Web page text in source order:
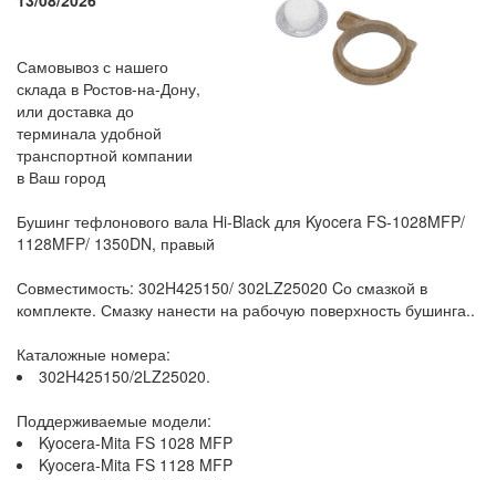
Самовывоз с нашего
склада в Ростов-на-Дону,
или доставка до
терминала удобной
транспортной компании
в Ваш город
Бушинг тефлонового вала Hi-Black для Kyocera FS-1028MFP/
1128MFP/ 1350DN, правый
Совместимость: 302H425150/ 302LZ25020 Cо смазкой в
комплекте. Смазку нанести на рабочую поверхность бушинга..
Каталожные номера:
302H425150/2LZ25020.
Поддерживаемые модели:
Kyocera-Mita FS 1028 MFP
Kyocera-Mita FS 1128 MFP